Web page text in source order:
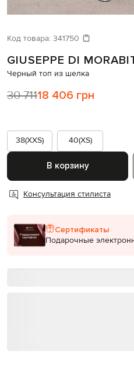
Давайте подберем что-то еще
Похожие товары
Код товара: 341750
GIUSEPPE DI
Черный топ из шелка
30 71118 406 грн
38(XXS)
40(XS)
В корзину
Консультация стилиста
Сертификаты
Подарочные